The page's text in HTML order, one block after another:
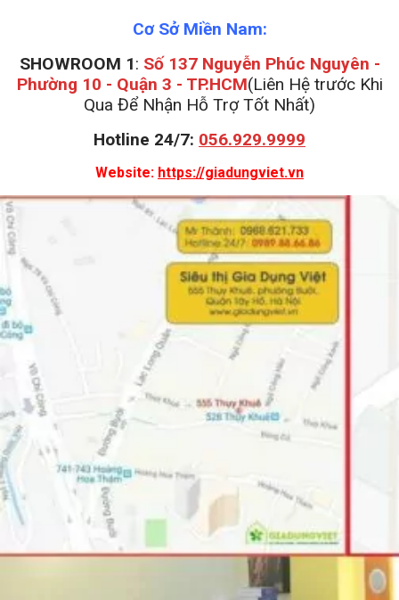
Cơ Sở Miền Nam:
SHOWROOM 1: Số 137 Nguyễn Phúc Nguyên -
Phường 10 - Quận 3 - TP.HCM(Liên Hệ trước Khi
Qua Để Nhận Hỗ Trợ Tốt Nhất)
Hotline 24/7: 056.929.9999
Website: https://giadungviet.vn